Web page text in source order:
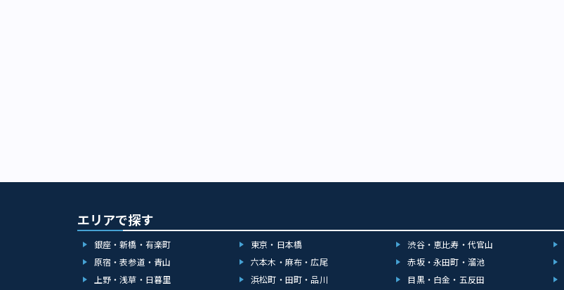
エリアで探す
銀座・新橋・有楽町 東京・日本橋 渋谷・恵比寿・代官山
原宿・表参道・青山
六本木・麻布・広尾 赤坂・永田町・溜池
上野・浅草・日暮里
浜松町・田町・品川 目黒・白金・五反田